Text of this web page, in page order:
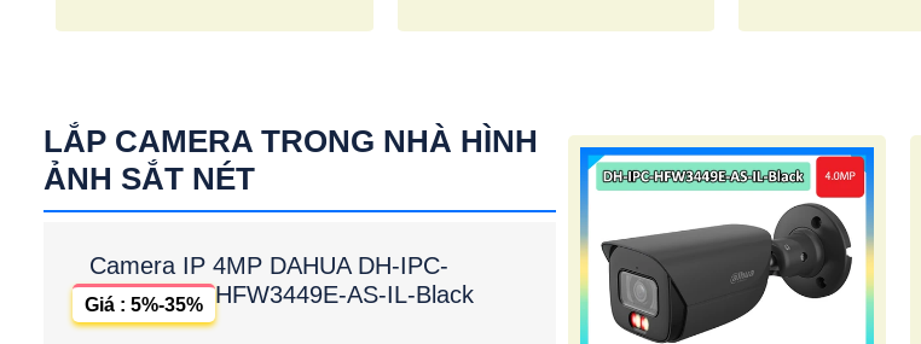
LẮP CAMERA TRONG NHÀ HÌNH
ẢNH SẮT NÉT
Camera IP 4MP DAHUA DH-IPC-
HFW3449E-AS-IL-Black
Giá : 5%-35%